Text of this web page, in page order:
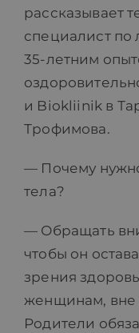
рассказывает
специалист по
35-летним
и Biokliinik в
Трофимова.
— Почему
тела?
— Обращать
чтобы он
зрения
женщинам, вне
Родители